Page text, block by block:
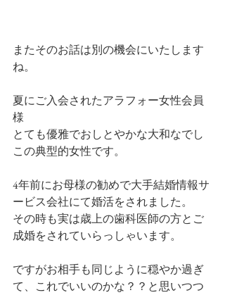
またそのお話は別の機会にいたします
ね。
夏にご入会されたアラフォー女性会員
様
とても優雅でおしとやかな大和なでし
この典型的女性です。
4年前にお母様の勧めで大手結婚情報サ
ービス会社にて婚活をされました。
その時も実は歳上の歯科医師の方とご
成婚をされていらっしゃいます。
ですがお相手も同じように穏やか過ぎ
て、これでいいのかな？？と思いつつ